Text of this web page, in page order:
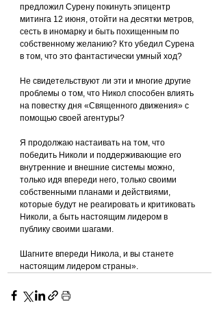
предложил Сурену покинуть эпицентр
митинга 12 июня, отойти на десятки метров,
сесть в иномарку и быть похищенным по
собственному желанию? Кто убедил Сурена
в том, что это фантастически умный ход?
Не свидетельствуют ли эти и многие другие
проблемы о том, что Никол способен влиять
на повестку дня «Священного движения» с
помощью своей агентуры?
Я продолжаю настаивать на том, что
победить Николи и поддерживающие его
внутренние и внешние системы можно,
только идя впереди него, только своими
собственными планами и действиями,
которые будут не реагировать и критиковать
Николи, а быть настоящим лидером в
публику своими шагами.
Шагните впереди Никола, и вы станете
настоящим лидером страны».